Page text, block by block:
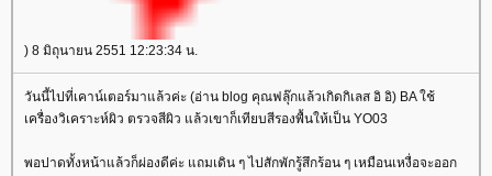
) 8 มิถุนายน 2551 12:23:34 น.
วันนี้ไปที่เคาน์เตอร์มาแล้วค่ะ (อ่าน blog คุณฟลุ๊กแล้วเกิดกิเลส อิ อิ) BA ใช้
เครื่องวิเคราะห์ผิว ตรวจสีผิว แล้วเขาก็เทียบสีรองพื้นให้เป็น YO03
พอปาดทั้งหน้าแล้วก็ผ่องดีค่ะ แถมเดิน ๆ ไปสักพักรู้สึกร้อน ๆ เหมือนเหงื่อจะออก